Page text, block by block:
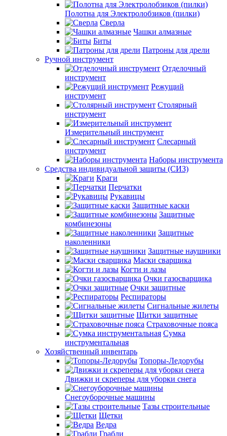
Полотна для Электролобзиков (пилки)
Сверла
Чашки алмазные
Биты
Патроны для дрели
Ручной инструмент
Отделочный
инструмент
Режущий
инструмент
Столярный
инструмент
Измерительный инструмент
Слесарный
инструмент
Наборы инструмента
Средства индивидуальной защиты (СИЗ)
Краги
Перчатки
Рукавицы
Защитные каски
Защитные
комбинезоны
Защитные
наколенники
Защитные наушники
Маски сварщика
Когти и лазы
Очки газосварщика
Очки защитные
Респираторы
Сигнальные жилеты
Щитки защитные
Страховочные пояса
Сумка
инструментальная
Хозяйственный инвентарь
Топоры-Ледорубы
Движки и скреперы для уборки снега
Снегоуборочные машины
Тазы строительные
Щетки
Ведра
Грабли